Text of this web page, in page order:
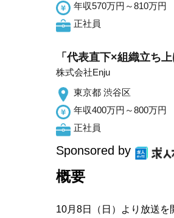
年収570万円～810万円
正社員
「代表直下×組織立ち
株式会社Enju
東京都 渋谷区
年収400万円～800万円
正社員
Sponsored by
概要
10月8日（日）より放送